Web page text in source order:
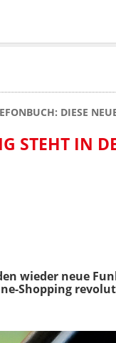
DIESE
STEHT IN
wieder neue
Shopping